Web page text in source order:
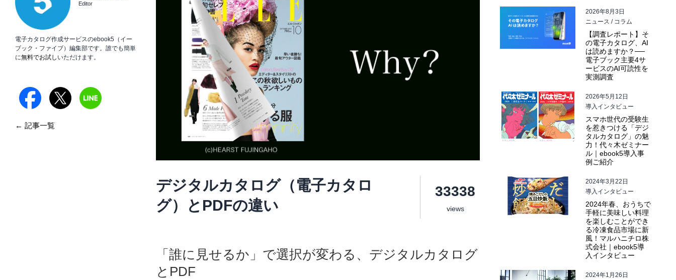
デジタルカタログ（電子カタロ
グ）とPDFの違い
33338
views
「誰に見せるか」で選択が変わる、デジタルカタログ
とPDF
Editor
電子カタログ作成サービスのebook5（イー
ブック・ファイブ）編集部です。誰でも簡単
に無料でお試し いただけます。
← 記事一覧
2026年8月3日
ニュース / コラム
【調査レポート】そ
の電子カタログ、AI
は読めますか？──
電子ブック主要4サ
ービスのAI可読性を
実測調査
2026年5月12日
導入インタビュー
スマホ世代の受験生
を惹きつける「デジ
タルカタログ」の魅
力！代々木ゼミナー
ル｜ebook5導入事
例ご紹介
2024年3月22日
導入インタビュー
2024年春、おうちで
手軽に美味しい料理
を楽しむことができ
る冷凍食品市場に新
風！マルハニチロ株
式会社｜ebook5導
入インタビュー
2024年1月26日